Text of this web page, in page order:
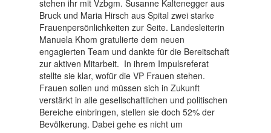
stehen ihr mit Vzbgm. Susanne Kaltenegger aus
Bruck und Maria Hirsch aus Spital zwei starke
Frauenpersönlichkeiten zur Seite. Landesleiterin
Manuela Khom gratulierte dem neuen
engagierten Team und dankte für die Bereitschaft
zur aktiven Mitarbeit. In ihrem Impulsreferat
stellte sie klar, wofür die VP Frauen stehen.
Frauen sollen und müssen sich in Zukunft
verstärkt in alle gesellschaftlichen und politischen
Bereiche einbringen, stellen sie doch 52% der
Bevölkerung. Dabei gehe es nicht um